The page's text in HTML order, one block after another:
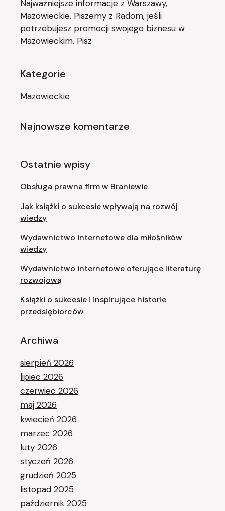
Najważniejsze informacje z Warszawy,
Mazowieckie. Piszemy z Radom, jeśli
potrzebujesz promocji swojego biznesu w
Mazowieckim. Pisz
Kategorie
Mazowieckie
Najnowsze komentarze
Ostatnie wpisy
Obsługa prawna firm w Braniewie
Jak książki o sukcesie wpływają na rozwój
wiedzy
Wydawnictwo internetowe dla miłośników
wiedzy
Wydawnictwo internetowe oferujące literaturę
rozwojową
Książki o sukcesie i inspirujące historie
przedsiębiorców
Archiwa
sierpień 2026
lipiec 2026
czerwiec 2026
maj 2026
kwiecień 2026
marzec 2026
luty 2026
styczeń 2026
grudzień 2025
listopad 2025
październik 2025